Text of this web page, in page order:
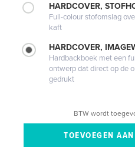
HARDCOVER,
Full-colour stofomslag
kaft
HARDCOVER,
Hardbackboek met een
ontwerp dat direct op de
gedrukt
BTW wordt